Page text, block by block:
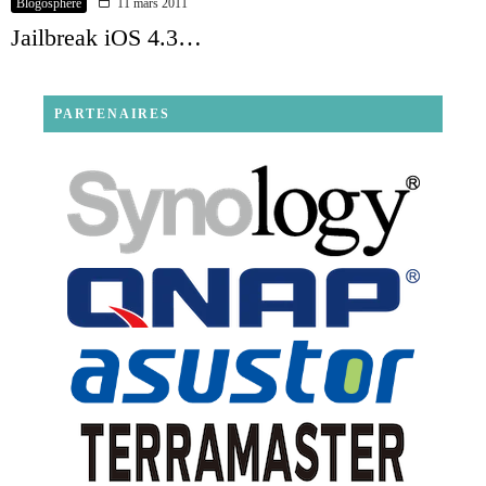
Blogosphère 11 mars 2011
Jailbreak iOS 4.3…
PARTENAIRES